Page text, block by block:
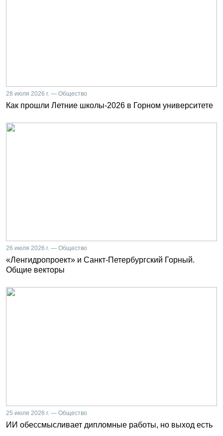
28 июля 2026 г. — Общество
Как прошли Летние школы-2026 в Горном университете
26 июля 2026 г. — Общество
«Ленгидропроект» и Санкт-Петербургский Горный.
Общие векторы
25 июля 2026 г. — Общество
ИИ обессмысливает дипломные работы, но выход есть